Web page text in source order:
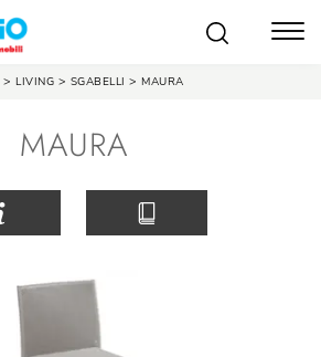
> LIVING > SGABELLI > MAURA
MAURA